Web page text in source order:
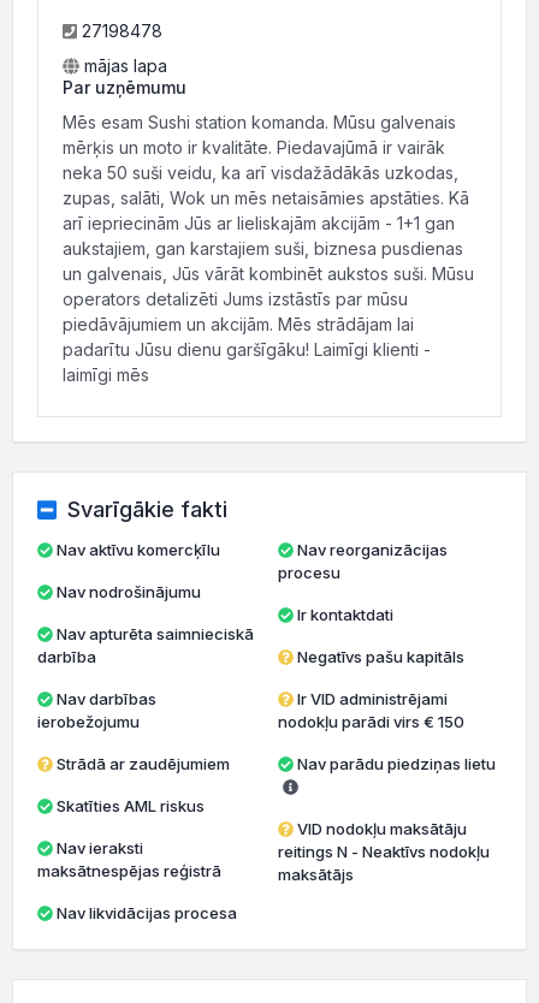
27198478
mājas lapa
Par uzņēmumu
Mēs esam Sushi station komanda. Mūsu galvenais
mērķis un moto ir kvalitāte. Piedavajūmā ir vairāk
neka 50 suši veidu, ka arī visdažādākās uzkodas,
zupas, salāti, Wok un mēs netaisāmies apstāties. Kā
arī iepriecinām Jūs ar lieliskajām akcijām - 1+1 gan
aukstajiem, gan karstajiem suši, biznesa pusdienas
un galvenais, Jūs vārāt kombinēt aukstos suši. Mūsu
operators detalizēti Jums izstāstīs par mūsu
piedāvājumiem un akcijām. Mēs strādājam lai
padarītu Jūsu dienu garšīgāku! Laimīgi klienti -
laimīgi mēs
Svarīgākie fakti
Nav aktīvu komercķīlu
Nav nodrošinājumu
darbība
ierobežojumu
Strādā ar zaudējumiem
Skatīties AML riskus
maksātnespējas reģistrā
Nav likvidācijas procesa
Nav reorganizācijas
procesu
Ir kontaktdati
Negatīvs pašu kapitāls
Ir VID administrējami
nodokļu parādi virs € 150
Nav parādu piedziņas lietu
VID nodokļu maksātāju
reitings N - Neaktīvs nodokļu
maksātājs